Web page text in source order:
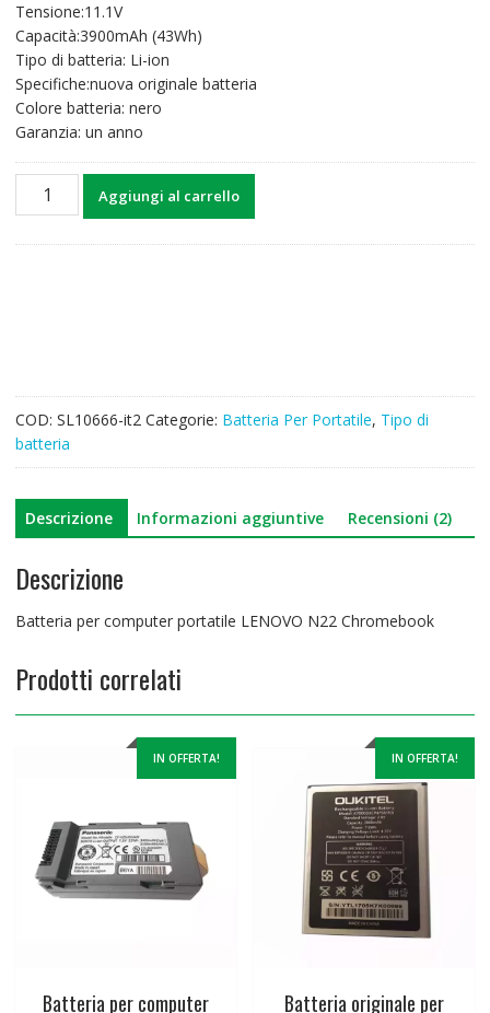
originale
era:
54,17€.
attuale
è:
42,17€.
Tensione:11.1V
Capacità:3900mAh (43Wh)
Tipo di batteria: Li-ion
Specifiche:nuova originale batteria
Colore batteria: nero
Garanzia: un anno
Batteria
Aggiungi al carrello
COD: SL10666-it2 Categorie: Batteria Per Portatile, Tipo di
batteria
Descrizione Informazioni aggiuntive Recensioni (2)
Descrizione
Batteria per computer portatile LENOVO N22 Chromebook
Prodotti correlati
IN OFFERTA!
Batteria per computer
IN OFFERTA!
Batteria originale per